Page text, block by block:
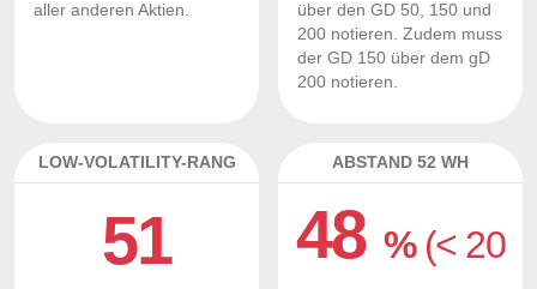
aller anderen Aktien.
über den GD 50, 150 und
200 notieren. Zudem muss
der GD 150 über dem gD
200 notieren.
LOW-VOLATILITY-RANG
51
ABSTAND 52 WH
48% (< 20